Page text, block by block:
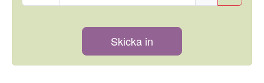
Skicka in